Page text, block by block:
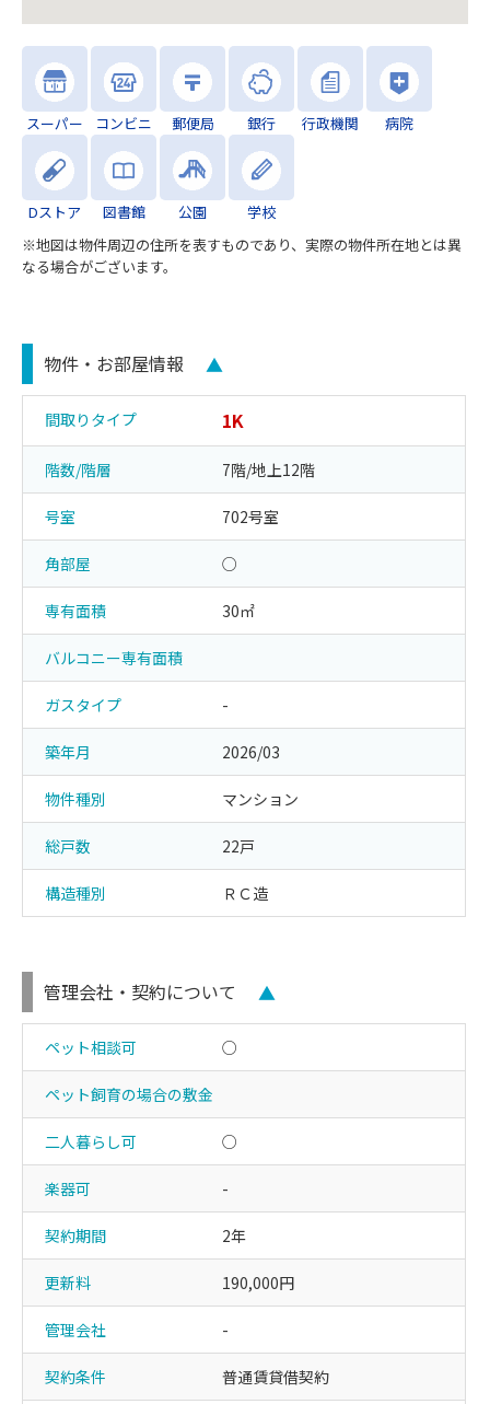
スーパー コンビニ 郵便局 銀行 行政機関 病院
Dストア 図書館 公園
学校
※地図は物件周辺の住所を表すものであり、実際の物件所在地とは異
なる場合がございます。
物件・お部屋情報 ▲
間取りタイプ 1K
階数/階層 7階/地上12階
号室 702号室
角部屋 ○
専有面積 30㎡
バルコニー専有面積
ガスタイプ -
築年月 2026/03
物件種別 マンション
総戸数 22戸
構造種別 ＲＣ造
管理会社・契約について ▲
ペット相談可 ○
ペット飼育の場合の敷金
二人暮らし可 ○
楽器可 -
契約期間 2年
更新料 190,000円
管理会社 -
契約条件 普通賃貸借契約